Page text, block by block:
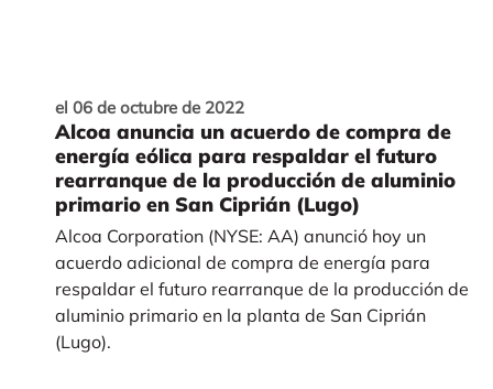
el 06 de octubre de 2022
Alcoa anuncia un acuerdo de compra de
energía eólica para respaldar el futuro
rearranque de la producción de aluminio
primario en San Ciprián (Lugo)
Alcoa Corporation (NYSE: AA) anunció hoy un
acuerdo adicional de compra de energía para
respaldar el futuro rearranque de la producción de
aluminio primario en la planta de San Ciprián
(Lugo).